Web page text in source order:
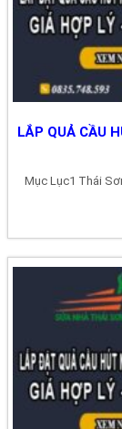
LẮP QUẢ CẦU
Mục Lục1 Thái